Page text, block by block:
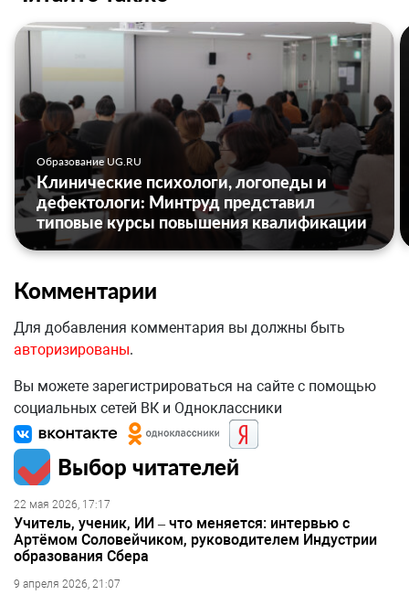
Образование UG.RU
Клинические психологи, логопеды и
дефектологи: Минтруд представил
типовые курсы повышения квалификации
Комментарии
Для добавления комментария вы должны быть
авторизированы.
Вы можете зарегистрироваться на сайте с помощью
социальных сетей ВК и Одноклассники
Выбор читателей
22 мая 2026, 17:17
Учитель, ученик, ИИ – что меняется: интервью с
Артёмом Соловейчиком, руководителем Индустрии
образования Сбера
9 апреля 2026, 21:07